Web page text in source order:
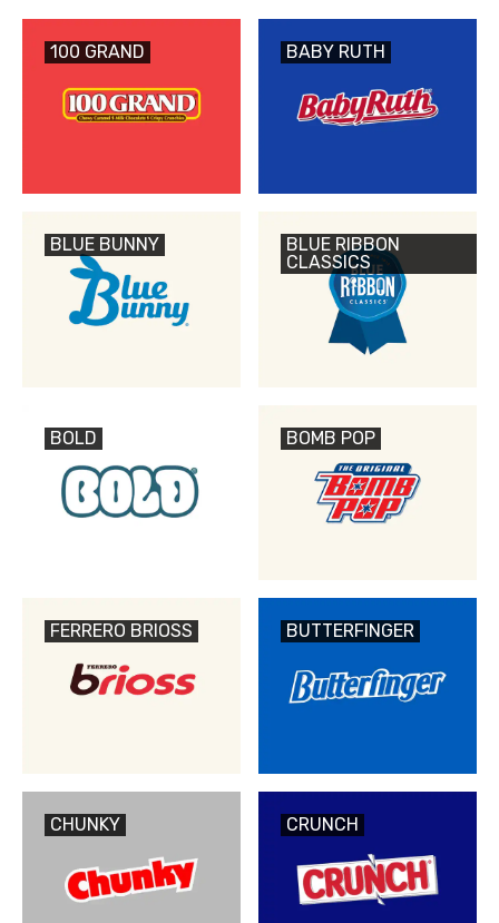
100 GRAND BABY RUTH
BLUE BUNNY
BLUE RIBBON
CLASSICS
BOLD BOMB POP
FERRERO BRIOSS BUTTERFINGER
CHUNKY CRUNCH